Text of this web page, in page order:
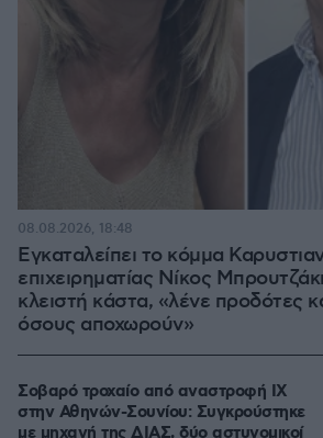
Εγκαταλείπει το κόμμα
επιχειρηματίας Νίκος
κλειστή κάστα, «λένε προδότες
όσους αποχωρούν»
08.08.2026, 18:48
Σοβαρό τροχαίο από αναστροφή ΙΧ
στην Αθηνών-Σουνίου: Συγκρούστηκε
με μηχανή της ΔΙΑΣ, δύο αστυνομικοί